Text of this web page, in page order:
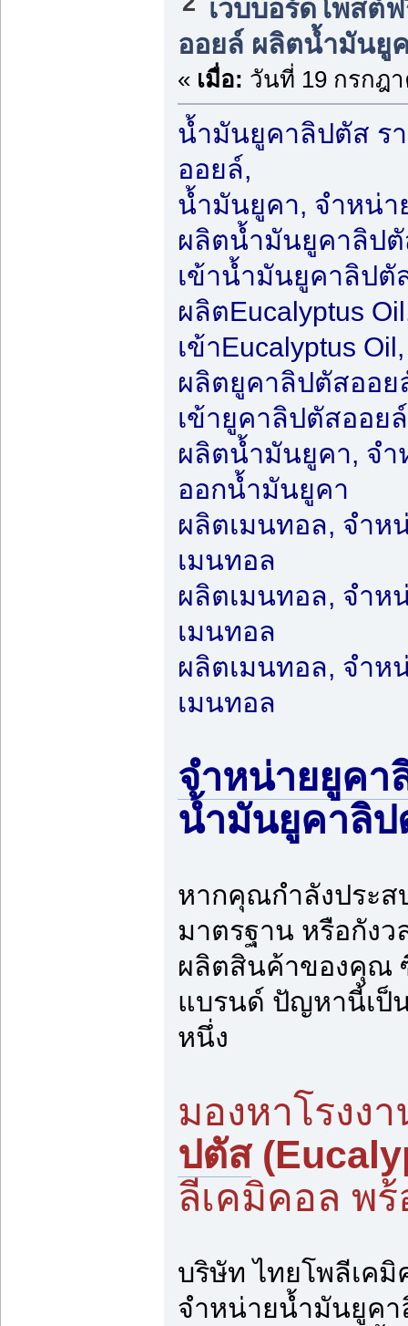
เวบบอร์ดโพสต์
ออยล์ ผลิตน้ำมันยู
« เมื่อ: วันที่ 19 กรกฎา
น้ำมันยูคาลิปตัส ร
ออยล์,
น้ำมันยูคา, จำหน่
ผลิตน้ำมันยูคาลิป
เข้าน้ำมันยูคาลิป
ผลิตEucalyptus
เข้าEucalyptus
ผลิตยูคาลิปตัสออย
เข้ายูคาลิปตัสออย
ผลิตน้ำมันยูคา, จำ
ออกน้ำมันยูคา
ผลิตเมนทอล, จำห
เมนทอล
ผลิตเมนทอล, จำห
เมนทอล
ผลิตเมนทอล, จำห
เมนทอล
จำหน่ายยูคา
น้ำมันยูคาลิ
หากคุณกำลังประส
มาตรฐาน หรือกัง
ผลิตสินค้าของคุณ
แบรนด์ ปัญหานี้เป็
หนึ่ง
มองหาโรงง
ปตัส
ลีเคมิคอล พ
บริษัท ไทยโพลีเค
จำหน่ายน้ำมันยูคา